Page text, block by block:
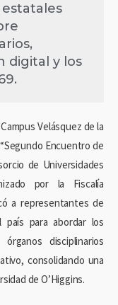
digital y los
Velásquez de la
Encuentro de
de Universidades
por la Fiscalía
a representantes de
para abordar los
disciplinarios
consolidando una
de O’Higgins.